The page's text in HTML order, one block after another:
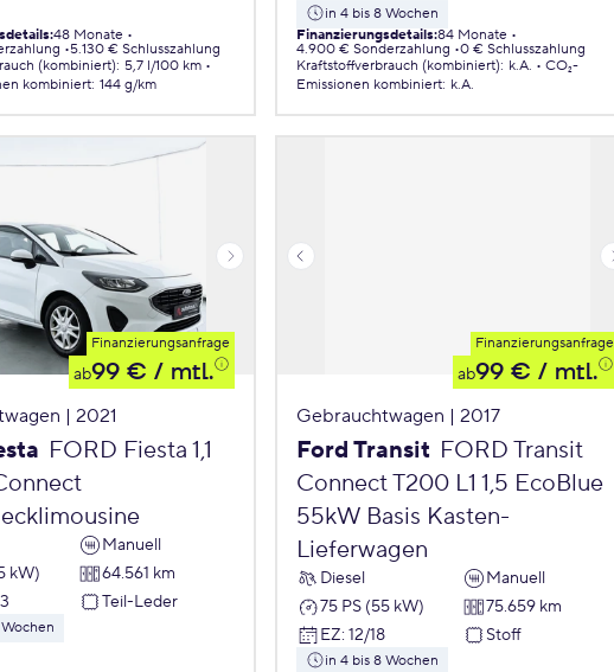
:48 Monate
5.130 € Schlusszahlung
(kombiniert): 5,7 l/100 km
kombiniert: 144 g/km
in 4 bis 8 Wochen
Finanzierungsdetails:84 Monate
4.900 € Sonderzahlung 0 € Schlusszahlung
Kraftstoffverbrauch (kombiniert): k.A.
CO₂-
Emissionen kombiniert: k.A.
Finanzierungsanfrage
ab99 € / mtl.
| 2021
FORD Fiesta 1,1
Manuell
kW)
64.561 km
Teil-Leder
Finanzierungsanfrage
ab99 € / mtl.
Gebrauchtwagen | 2017
Ford Transit FORD Transit
Connect T200 L1 1,5 EcoBlue
55kW Basis Kasten-
Lieferwagen
Diesel
Manuell
75 PS (55 kW)
75.659 km
EZ: 12/18 Stoff
in 4 bis 8 Wochen